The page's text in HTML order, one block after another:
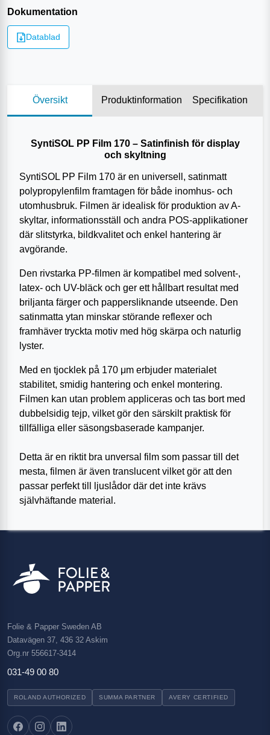
Dokumentation
Datablad
Översikt Produktinformation Specifikation
SyntiSOL PP Film 170 – Satinfinish för display
och skyltning
SyntiSOL PP Film 170 är en universell, satinmatt
polypropylenfilm framtagen för både inomhus- och
utomhusbruk. Filmen är idealisk för produktion av A-
skyltar, informationsställ och andra POS-applikationer
där slitstyrka, bildkvalitet och enkel hantering är
avgörande.
Den rivstarka PP-filmen är kompatibel med solvent-,
latex- och UV-bläck och ger ett hållbart resultat med
briljanta färger och pappersliknande utseende. Den
satinmatta ytan minskar störande reflexer och
framhäver tryckta motiv med hög skärpa och naturlig
lyster.
Med en tjocklek på 170 μm erbjuder materialet
stabilitet, smidig hantering och enkel montering.
Filmen kan utan problem appliceras och tas bort med
dubbelsidig tejp, vilket gör den särskilt praktisk för
tillfälliga eller säsongsbaserade kampanjer.
Detta är en riktit bra unversal film som passar till det
mesta, filmen är även translucent vilket gör att den
passar perfekt till ljuslådor där det inte krävs
självhäftande material.
Folie & Papper Sweden AB
Datavägen 37, 436 32 Askim
Org.nr 556617-3414
031-49 00 80
ROLAND AUTHORIZED SUMMA PARTNER AVERY CERTIFIED